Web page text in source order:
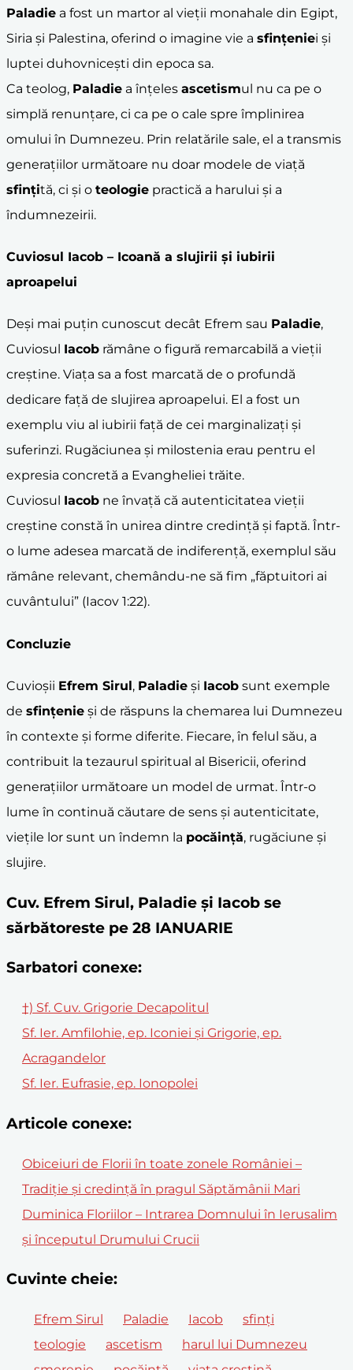
Paladie a fost un martor al vieții monahale din Egipt,
Siria și Palestina, oferind o imagine vie a sfințeniei și
luptei duhovnicești din epoca sa.
Ca teolog, Paladie a înțeles ascetismul nu ca pe o
simplă renunțare, ci ca pe o cale spre împlinirea
omului în Dumnezeu. Prin relatările sale, el a transmis
generațiilor următoare nu doar modele de viață
sfințită, ci și o teologie practică a harului și a
îndumnezeirii.
Cuviosul Iacob – Icoană a slujirii și iubirii
aproapelui
Deși mai puțin cunoscut decât Efrem sau Paladie,
Cuviosul Iacob rămâne o figură remarcabilă a vieții
creștine. Viața sa a fost marcată de o profundă
dedicare față de slujirea aproapelui. El a fost un
exemplu viu al iubirii față de cei marginalizați și
suferinzi. Rugăciunea și milostenia erau pentru el
expresia concretă a Evangheliei trăite.
Cuviosul Iacob ne învață că autenticitatea vieții
creștine constă în unirea dintre credință și faptă. Într-
o lume adesea marcată de indiferență, exemplul său
rămâne relevant, chemându-ne să fim „făptuitori ai
cuvântului” (Iacov 1:22).
Concluzie
Cuvioșii Efrem Sirul, Paladie și Iacob sunt exemple
de sfințenie și de răspuns la chemarea lui Dumnezeu
în contexte și forme diferite. Fiecare, în felul său, a
contribuit la tezaurul spiritual al Bisericii, oferind
generațiilor următoare un model de urmat. Într-o
lume în continuă căutare de sens și autenticitate,
viețile lor sunt un îndemn la pocăință, rugăciune și
slujire.
Cuv. Efrem Sirul, Paladie şi Iacob se
sărbătoreste pe 28 IANUARIE
Sarbatori conexe:
†) Sf. Cuv. Grigorie Decapolitul
Sf. Ier. Amfilohie, ep. Iconiei și Grigorie, ep.
Acragandelor
Sf. Ier. Eufrasie, ep. Ionopolei
Articole conexe:
Obiceiuri de Florii în toate zonele României –
Tradiție și credință în pragul Săptămânii Mari
Duminica Floriilor – Intrarea Domnului în Ierusalim
și începutul Drumului Crucii
Cuvinte cheie:
Efrem Sirul Paladie Iacob
sfinți
teologie
ascetism
harul lui Dumnezeu